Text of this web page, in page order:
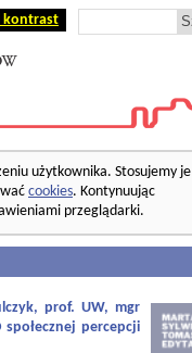
kontrast
użytkownika. Stosujemy je
cookies. Kontynuując
przeglądarki.
prof. UW, mgr
percepcji